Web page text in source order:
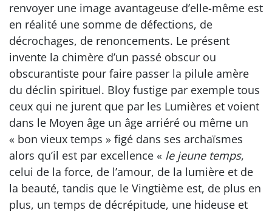
renvoyer une image avantageuse d’elle-même est
en réalité une somme de défections, de
décrochages, de renoncements. Le présent
invente la chimère d’un passé obscur ou
obscurantiste pour faire passer la pilule amère
du déclin spirituel. Bloy fustige par exemple tous
ceux qui ne jurent que par les Lumières et voient
dans le Moyen âge un âge arriéré ou même un
« bon vieux temps » figé dans ses archaïsmes
alors qu’il est par excellence « le jeune temps,
celui de la force, de l’amour, de la lumière et de
la beauté, tandis que le Vingtième est, de plus en
plus, un temps de décrépitude, une hideuse et